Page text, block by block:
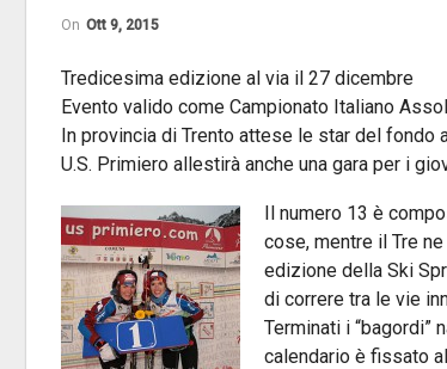
On Ott 9, 2015
Tredicesima edizione al via il 27 dicembre
Evento valido come Campionato Italiano
In provincia di Trento attese le star del fondo
U.S. Primiero allestirà anche una gara per i
Il numero 13 è
cose, mentre il Tre
edizione della Ski
di correre tra le vie
Terminati i “bagordi”
calendario è fissato